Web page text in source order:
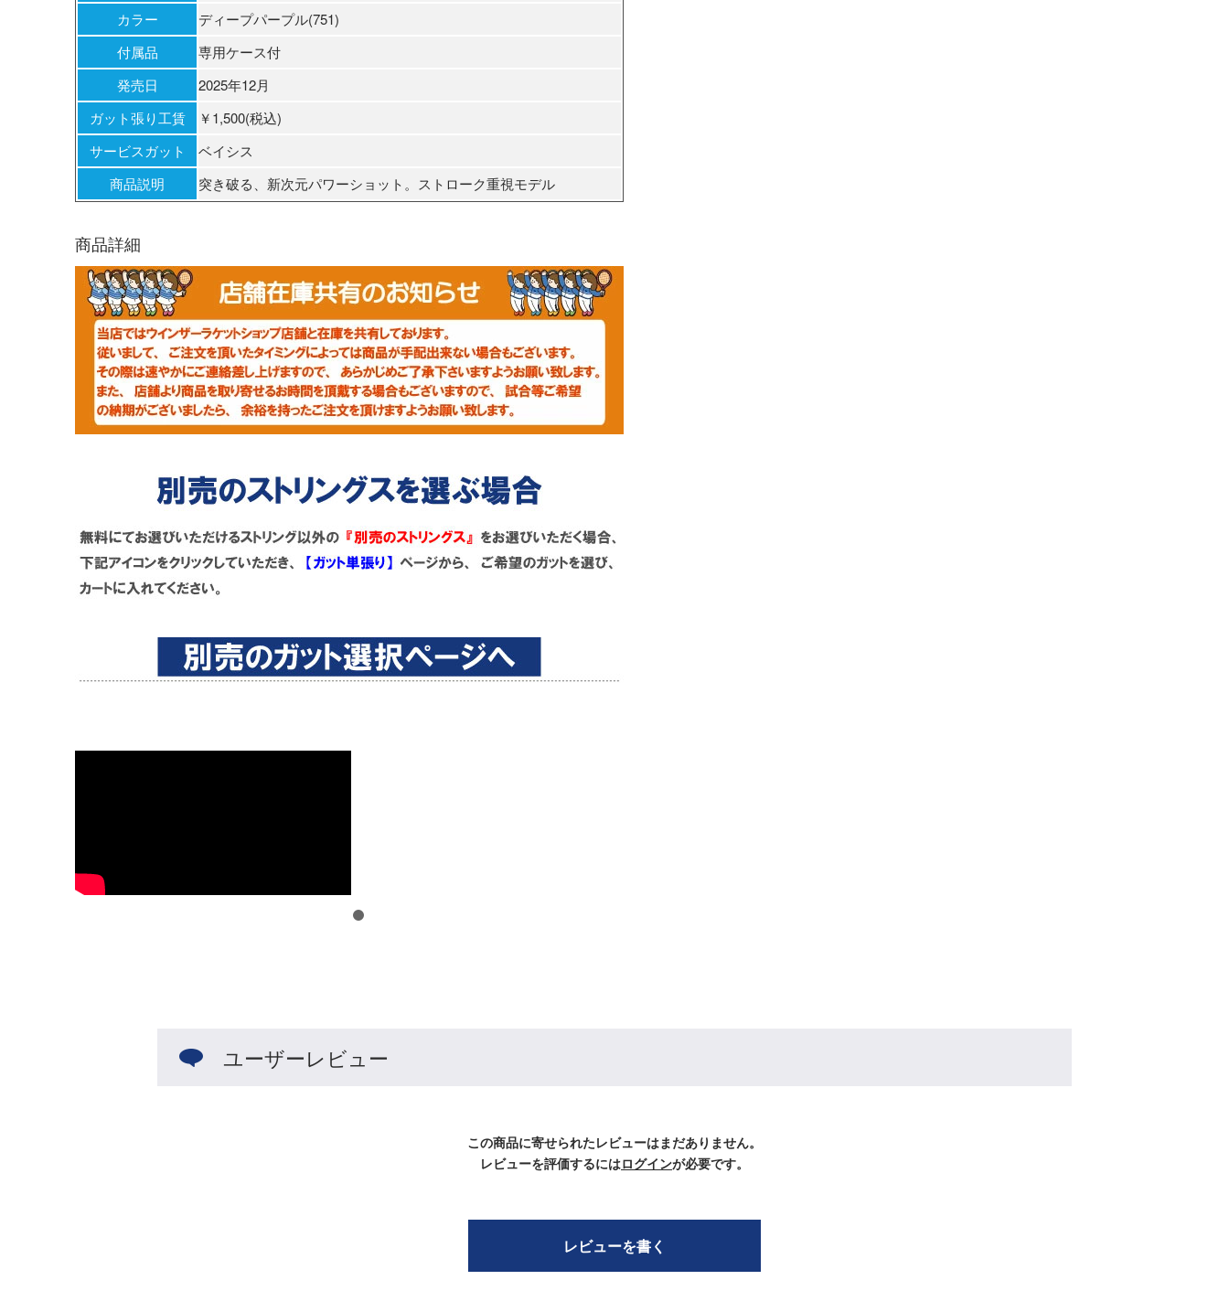
カラー
ディープパープル(751)
付属品
専用ケース付
発売日
2025年12月
ガット張り工賃
￥1,500(税込)
サービスガット
ベイシス
商品説明
突き破る、新次元パワーショット。ストローク重視モデル
商品詳細
ユーザーレビュー
この商品に寄せられたレビューはまだありません。
レビューを評価するにはログインが必要です。
レビューを書く